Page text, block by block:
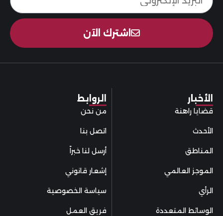
اشترك الآن
الأخبار
قضايا راهنة
الأحدث
المناطق
الموجز العالمي
الرأي
الوسائط المتعددة
الروابط
من نحن
اتصل بنا
أرسل لنا خبراً
إشعار قانوني
سياسة الخصوصية
فريق العمل